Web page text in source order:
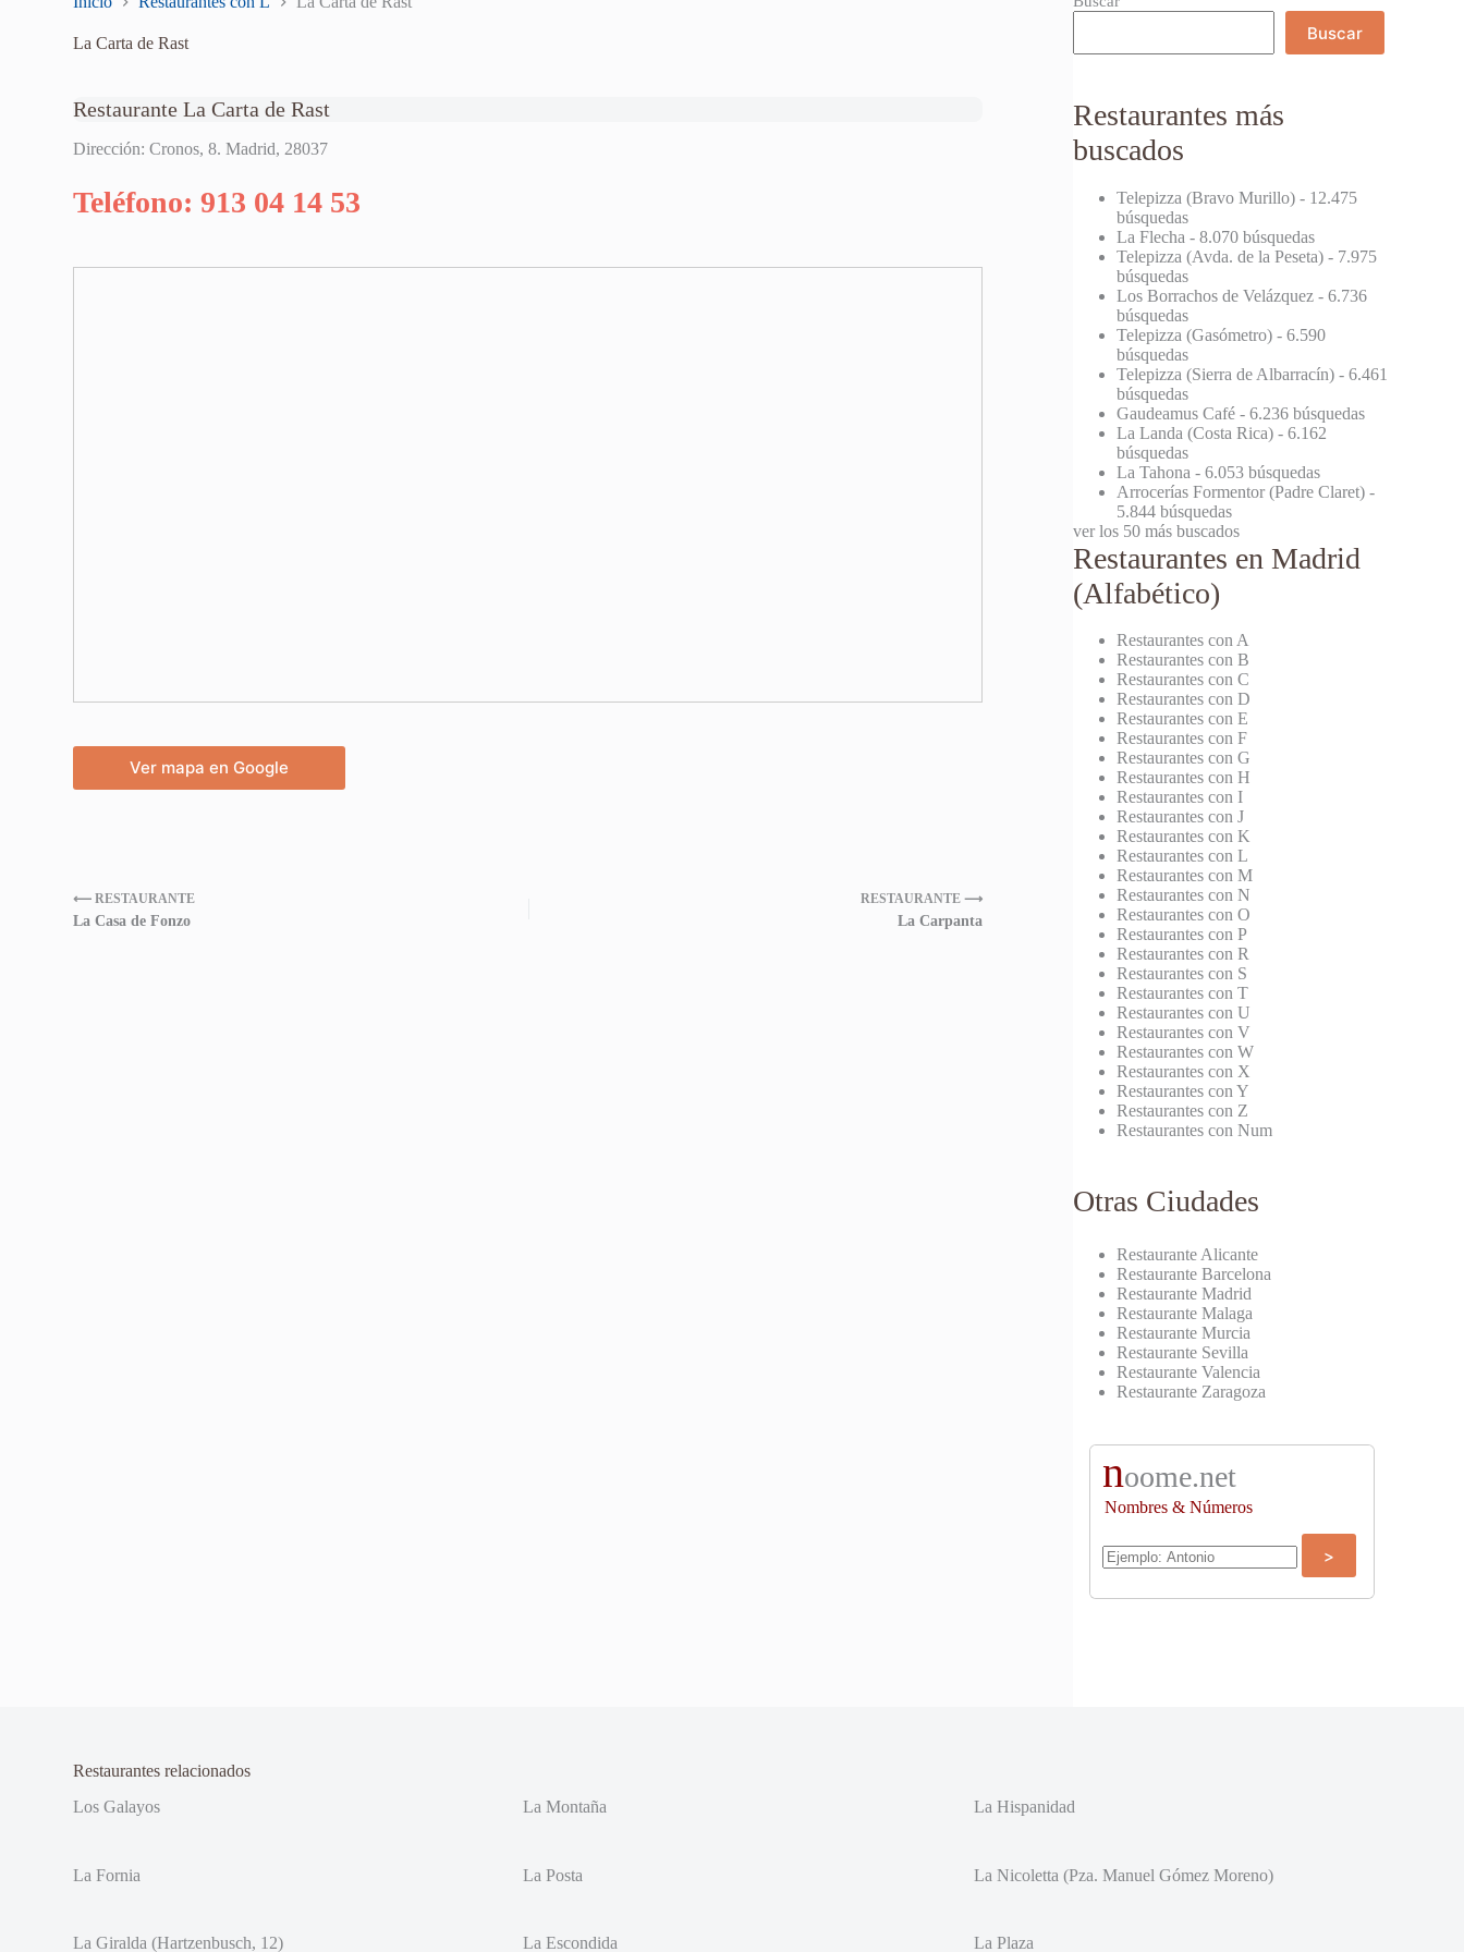
La Carta de Rast
Restaurante La Carta de Rast
Dirección: Cronos, 8. Madrid, 28037
Teléfono: 913 04 14 53
Ver mapa en Google
⟵ RESTAURANTE
La Casa de Fonzo
RESTAURANTE ⟶
La Carpanta
Buscar
Restaurantes más
buscados
Telepizza (Bravo Murillo) - 12.475
búsquedas
La Flecha - 8.070 búsquedas
Telepizza (Avda. de la Peseta) - 7.975
búsquedas
Los Borrachos de Velázquez - 6.736
búsquedas
Telepizza (Gasómetro) - 6.590
búsquedas
Telepizza (Sierra de Albarracín) - 6.461
búsquedas
Gaudeamus Café - 6.236 búsquedas
La Landa (Costa Rica) - 6.162
búsquedas
La Tahona - 6.053 búsquedas
Arrocerías Formentor (Padre Claret) -
5.844 búsquedas
ver los 50 más buscados
Restaurantes en Madrid
(Alfabético)
Restaurantes con A
Restaurantes con B
Restaurantes con C
Restaurantes con D
Restaurantes con E
Restaurantes con F
Restaurantes con G
Restaurantes con H
Restaurantes con I
Restaurantes con J
Restaurantes con K
Restaurantes con L
Restaurantes con M
Restaurantes con N
Restaurantes con O
Restaurantes con P
Restaurantes con R
Restaurantes con S
Restaurantes con T
Restaurantes con U
Restaurantes con V
Restaurantes con W
Restaurantes con X
Restaurantes con Y
Restaurantes con Z
Restaurantes con Num
Otras Ciudades
Restaurante Alicante
Restaurante Barcelona
Restaurante Madrid
Restaurante Malaga
Restaurante Murcia
Restaurante Sevilla
Restaurante Valencia
Restaurante Zaragoza
noome.net
Nombres & Números
Restaurantes relacionados
Los Galayos
La Montaña La Hispanidad
La Fornia La Posta La Nicoletta (Pza. Manuel Gómez Moreno)
La Giralda (Hartzenbusch, 12) La Escondida La Plaza